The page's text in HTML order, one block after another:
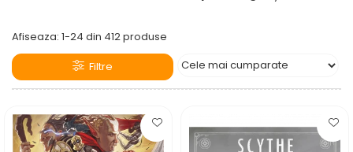
Jocuri de cooperare
Jocuri pentru copii
Jocuri de petrecere
Grupul tău
2 jucători
Afiseaza: 1-24 din 412produse
Filtre